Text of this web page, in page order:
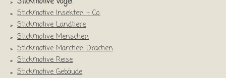
S
t
e
r
n
e
Stickmotive Insekten + Co.
Stickmotive Landtiere
Stickmotive Menschen
Stickmotive Märchen Drachen
Stickmotive Reise
Stickmotive Gebäude